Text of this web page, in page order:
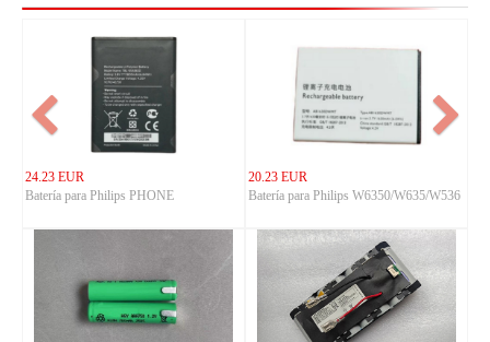
24.23 EUR
Batería para Philips PHONE
20.23 EUR
Batería para Philips W6350/W635/W536